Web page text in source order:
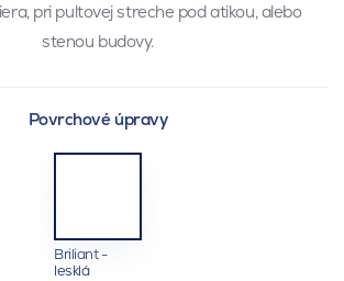
pri pultovej streche pod atikou, alebo
stenou budovy.
Povrchové úpravy
Briliant -
lesklá